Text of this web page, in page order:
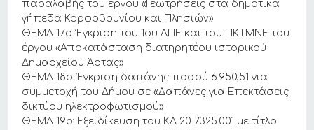
παραλαβής του έργου «Γεωτρήσεις στα δημοτικά
γήπεδα Κορφοβουνίου και Πλησιών»
ΘΕΜΑ 17ο: Έγκριση του 1ου ΑΠΕ και του ΠΚΤΜΝΕ του
έργου «Αποκατάσταση διατηρητέου ιστορικού
Δημαρχείου Άρτας»
ΘΕΜΑ 18ο: Έγκριση δαπάνης ποσού 6.950,51 για
συμμετοχή του Δήμου σε «Δαπάνες για Επεκτάσεις
δικτύου ηλεκτροφωτισμού»
ΘΕΜΑ 19ο: Εξειδίκευση του ΚΑ 20-7325.001 με τίτλο